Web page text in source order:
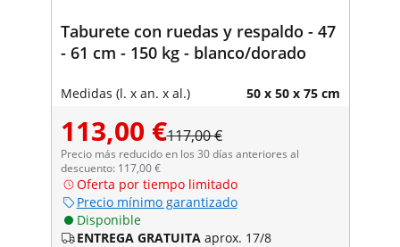
Taburete con ruedas y respaldo - 47
- 61 cm - 150 kg - blanco/dorado
Medidas (l. x an. x al.) 50 x 50 x 75 cm
113,00 €117,00 €
Precio más reducido en los 30 días anteriores al
descuento: 117,00 €
Oferta por tiempo limitado
Precio mínimo garantizado
Disponible
ENTREGA GRATUITA aprox. 17/8